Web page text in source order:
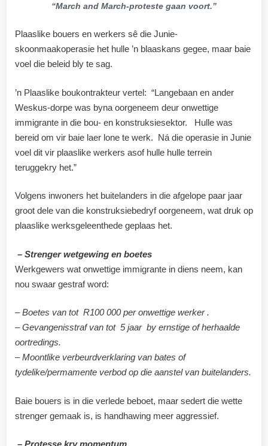
“March and March-proteste gaan voort.”
Plaaslike bouers en werkers sê die Junie-
skoonmaakoperasie het hulle ’n blaaskans gegee, maar baie
voel die beleid bly te sag.
’n Plaaslike boukontrakteur vertel: “Langebaan en ander
Weskus-dorpe was byna oorgeneem deur onwettige
immigrante in die bou- en konstruksiesektor. Hulle was
bereid om vir baie laer lone te werk. Ná die operasie in Junie
voel dit vir plaaslike werkers asof hulle hulle terrein
teruggekry het.”
Volgens inwoners het buitelanders in die afgelope paar jaar
groot dele van die konstruksiebedryf oorgeneem, wat druk op
plaaslike werksgeleenthede geplaas het.
– Strenger wetgewing en boetes
Werkgewers wat onwettige immigrante in diens neem, kan
nou swaar gestraf word:
– Boetes van tot R100 000 per onwettige werker .
– Gevangenisstraf van tot 5 jaar by ernstige of herhaalde
oortredings.
– Moontlike verbeurdverklaring van bates of
tydelike/permamente verbod op die aanstel van buitelanders.
Baie bouers is in die verlede beboet, maar sedert die wette
strenger gemaak is, is handhawing meer aggressief.
– Protesse kry momentum